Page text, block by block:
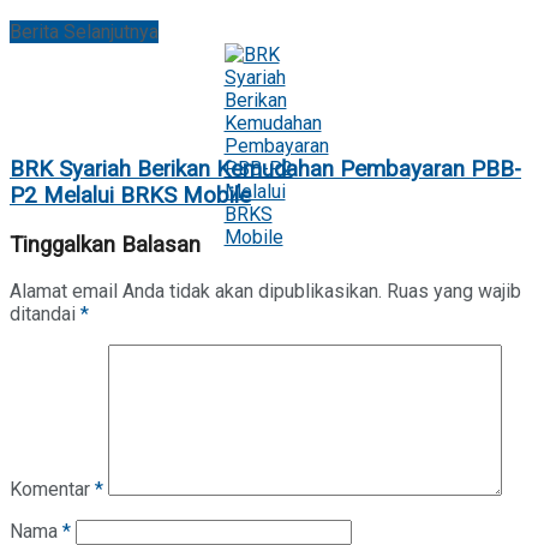
Berita Selanjutnya
BRK Syariah Berikan Kemudahan Pembayaran PBB-
P2 Melalui BRKS Mobile
Tinggalkan Balasan
Alamat email Anda tidak akan dipublikasikan. Ruas yang wajib
ditandai *
Komentar *
Nama *